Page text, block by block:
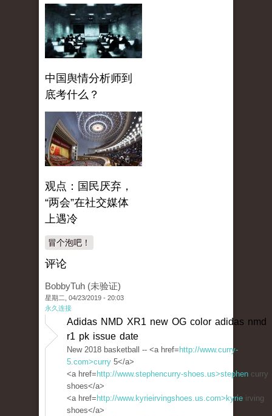
中国舆情分析师到
底考什么？
观点：国民厌弃，
“两会”在社交媒体
上遇冷
冒个泡吧！
评论
BobbyTuh (未验证)
星期二, 04/23/2019 - 20:03
永久连接
Adidas NMD XR1 new OG color adidas nmd
r1 pk issue date
New 2018 basketball -- <a href= http://www.curry-
5.com>curry 5</a>
<a href= http://www.stephencurry-shoes.us>stephen curry
shoes</a>
<a href= http://www.kyrieirvingshoes.us.com>kyrie irving
shoes</a>